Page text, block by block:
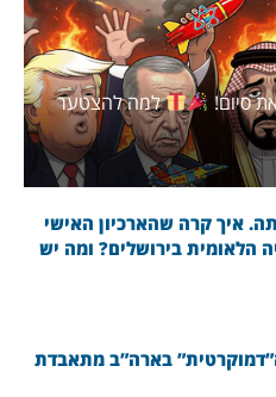
סיום!
למה להצטער
איך קרה שהארכיון האישי
הלאומית בירושלים? ומה יש
בארה”ב מתאבדת